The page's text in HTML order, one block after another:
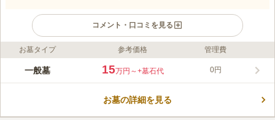
コメント・口コミを見る
ライフドット編集部のコメント
豊かな自然と美しい眺望が魅力の霊園です。 墓域には囲いがな
っており、デザインに拘りたい方にもピッタリです。 周囲には
お墓タイプ 参考価格 管理費
一般墓 15万円～+墓石代 0円
お墓の詳細を見る